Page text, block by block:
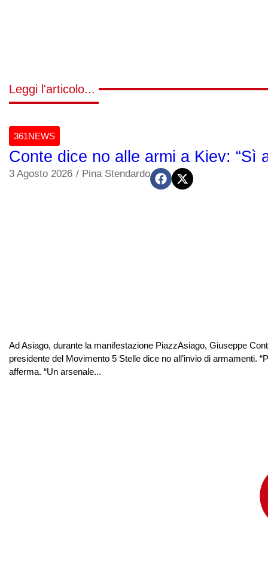
Leggi l'articolo...
361NEWS
Conte dice no alle armi a Kiev: “Sì
3 Agosto 2026 / Pina Stendardo
Ad Asiago, durante la manifestazione PiazzAsiago, Giuseppe
presidente del Movimento 5 Stelle dice no all’invio di armamenti.
afferma. “Un arsenale...